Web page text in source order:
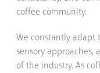
coffee community.
We constantly adapt
sensory approaches,
of the industry. As